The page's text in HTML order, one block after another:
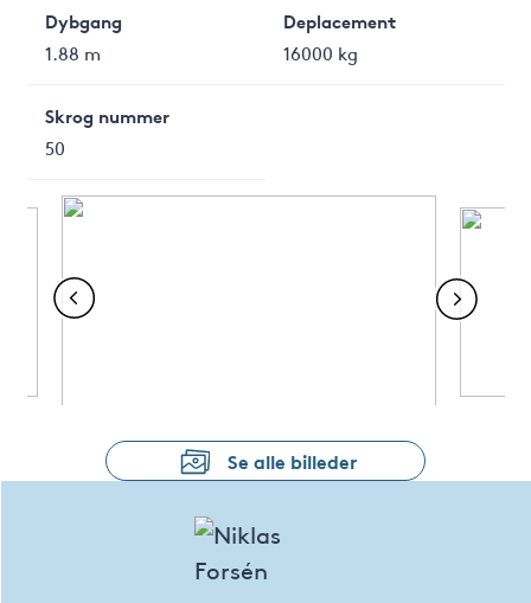
Dybgang
1.88 m
Deplacement
16000 kg
Skrog nummer
50
Se alle billeder